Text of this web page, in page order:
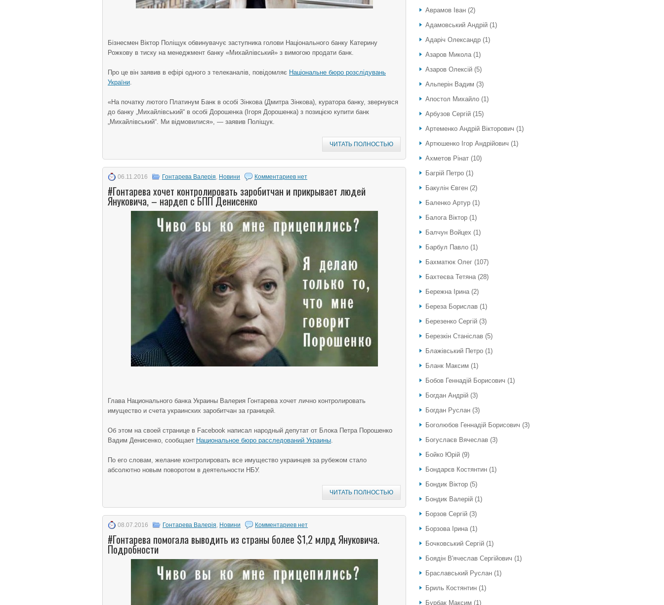
Бізнесмен Віктор Поліщук обвинувачує заступника голови Національного банку Катерину
Рожкову в тиску на менеджмент банку «Михайлівський» з вимогою продати банк.
Про це він заявив в ефірі одного з телеканалів, повідомляє Національне бюро розслідувань
України.
«На початку лютого Платинум Банк в особі Зінкова (Дмитра Зінкова), куратора банку, звернувся
до банку „Михайлівський“ в особі Дорошенка (Ігоря Дорошенка) з позицією купити банк
„Михайлівський“. Ми відмовилися», — заявив Поліщук.
ЧИТАТЬ ПОЛНОСТЬЮ
06.11.2016 Гонтарева Валерія, Новини Комментариев нет
#Гонтарева хочет контролировать заробитчан и прикрывает людей
Януковича, – нардеп с БПП Денисенко
Глава Национального банка Украины Валерия Гонтарева хочет лично контролировать
имущество и счета украинских заробитчан за границей.
Об этом на своей странице в Facebook написал народный депутат от Блока Петра Порошенко
Вадим Денисенко, сообщает Национальное бюро расследований Украины.
По его словам, желание контролировать все имущество украинцев за рубежом стало
абсолютно новым поворотом в деятельности НБУ.
ЧИТАТЬ ПОЛНОСТЬЮ
08.07.2016 Гонтарева Валерія, Новини Комментариев нет
#Гонтарева помогала выводить из страны более $1,2 млрд Януковича.
Подробности
Аврамов Іван (2)
Адамовський Андрій (1)
Адаріч Олександр (1)
Азаров Микола(1)
Азаров Олексій (5)
Альперін Вадим (3)
Апостол Михайло (1)
Арбузов Сергій (15)
Артеменко Андрій Вікторович (1)
Артюшенко Ігор Андрійович (1)
Ахметов Рінат (10)
Багрій Петро (1)
Бакулін Євген (2)
Баленко Артур (1)
Балога Віктор (1)
Балчун Войцех (1)
Барбул Павло (1)
Бахматюк Олег (107)
Бахтеєва Тетяна(28)
Бережна Ірина(2)
Береза Борислав (1)
Березенко Сергій (3)
Березкін Станіслав (5)
Блажівський Петро (1)
Бланк Максим (1)
Бобов Геннадій Борисович (1)
Богдан Андрій (3)
Богдан Руслан (3)
Боголюбов Геннадій Борисович (3)
Богуслаєв Вячеслав (3)
Бойко Юрій (9)
Бондарєв Костянтин (1)
Бондик Віктор (5)
Бондик Валерій (1)
Борзов Сергiй (3)
Борзова Ірина(1)
Бочковський Сергій (1)
Боядін В'ячеслав Сергійович (1)
Браславський Руслан (1)
Бриль Костянтин (1)
Бурбак Максим (1)